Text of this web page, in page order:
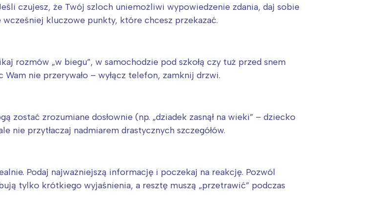
czujesz, że Twój szloch uniemożliwi wypowiedzenie zdania, daj sobie
kluczowe punkty, które chcesz przekazać.
rozmów „w biegu”, w samochodzie pod szkołą czy tuż przed snem
nie przerywało – wyłącz telefon, zamknij drzwi.
zostać zrozumiane dosłownie (np. „dziadek zasnął na wieki” – dziecko
nie przytłaczaj nadmiarem drastycznych szczegółów.
Podaj najważniejszą informację i poczekaj na reakcję. Pozwól
tylko krótkiego wyjaśnienia, a resztę muszą „przetrawić” podczas